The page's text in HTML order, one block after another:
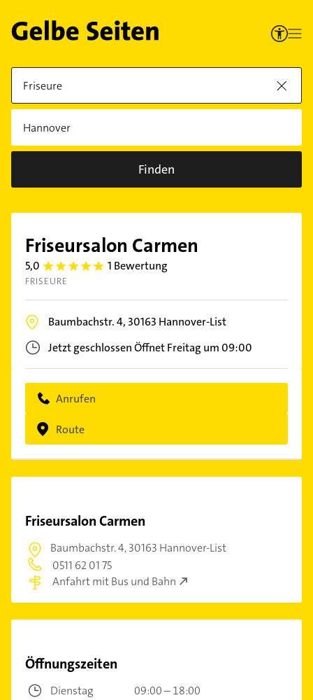
Finden
Friseursalon Carmen
5,0 5.0 1 Bewertung
FRISEURE
Baumbachstr. 4, 30163 Hannover-List
Jetzt geschlossenÖffnet Freitag um 09:00
Anrufen
Route
Friseursalon Carmen
Baumbachstr. 4,30163 Hannover-List
0511 62 01 75
Anfahrt mit Bus und Bahn
Öffnungszeiten
Dienstag
09:00 – 18:00